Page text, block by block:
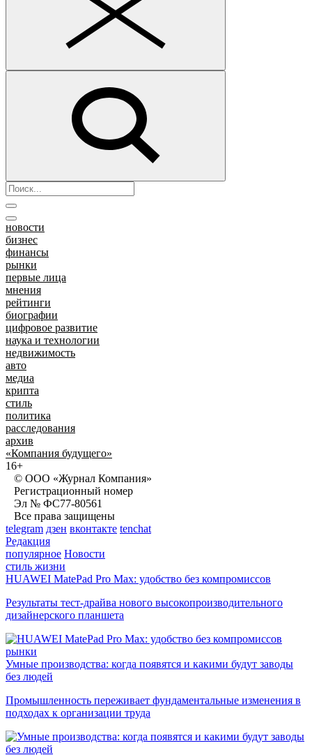
новости
бизнес
финансы
рынки
первые лица
мнения
рейтинги
биографии
цифровое развитие
наука и технологии
недвижимость
авто
медиа
крипта
стиль
политика
расследования
архив
«Компания будущего»
16+
© ООО «Журнал Компания»
Регистрационный номер
Эл № ФС77-80561
Все права защищены
telegram дзен вконтакте tenchat
Редакция
популярное Новости
стиль жизни
HUAWEI MatePad Pro Max: удобство без компромиссов
Результаты тест-драйва нового высокопроизводительного
дизайнерского планшета
рынки
Умные производства: когда появятся и какими будут заводы
без людей
Промышленность переживает фундаментальные изменения в
подходах к организации труда